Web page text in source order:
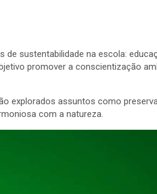
sustentabilidade na escola:
promover a conscientização
explorados assuntos como
com a natureza.